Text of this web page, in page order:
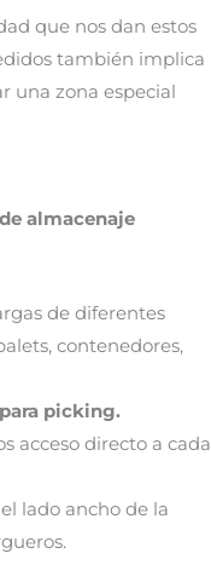
que nos dan estos
también implica
una zona especial
almacenaje
de diferentes
contenedores,
picking.
acceso directo a cada
lado ancho de la